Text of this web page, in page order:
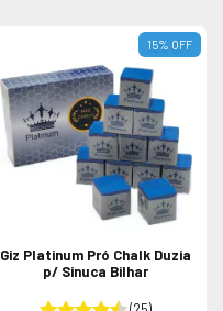
15% OFF
Giz Platinum Pró Chalk Duzia
p/ Sinuca Bilhar